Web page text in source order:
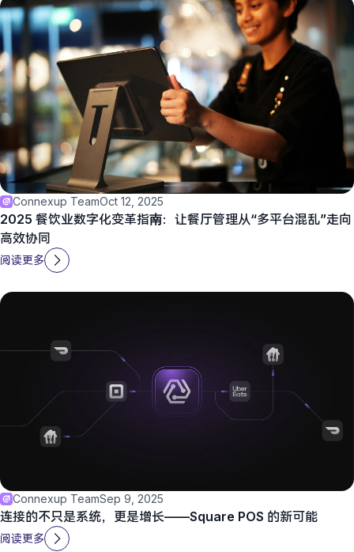
Connexup TeamOct 12, 2025
2025 餐饮业数字化变革指南：让餐厅管理从“多平台混乱”走向
高效协同
阅读更多
Connexup TeamSep 9, 2025
连接的不只是系统，更是增长——Square POS 的新可能
阅读更多